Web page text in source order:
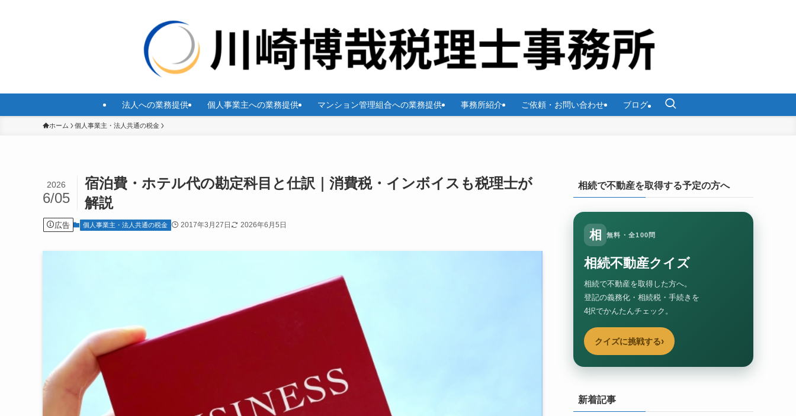
法人への業務提供 個人事業主への業務提供 マンション管理組合への業務提供 事務所紹介 ご依頼・お問い合わせ ブログ
ホーム 個人事業主・法人共通の税金
宿泊費・ホテル代の勘定科目と仕訳｜消費税・インボイスも税理士が
解説
2026
6/05
広告 個人事業主・法人共通の税金 2017年3月27日 2026年6月5日
相続で不動産を取得する予定の方へ
相 無料・全100問
相続不動産クイズ
相続で不動産を取得した方へ。
登記の義務化・相続税・手続きを
4択でかんたんチェック。
クイズに挑戦する›
新着記事